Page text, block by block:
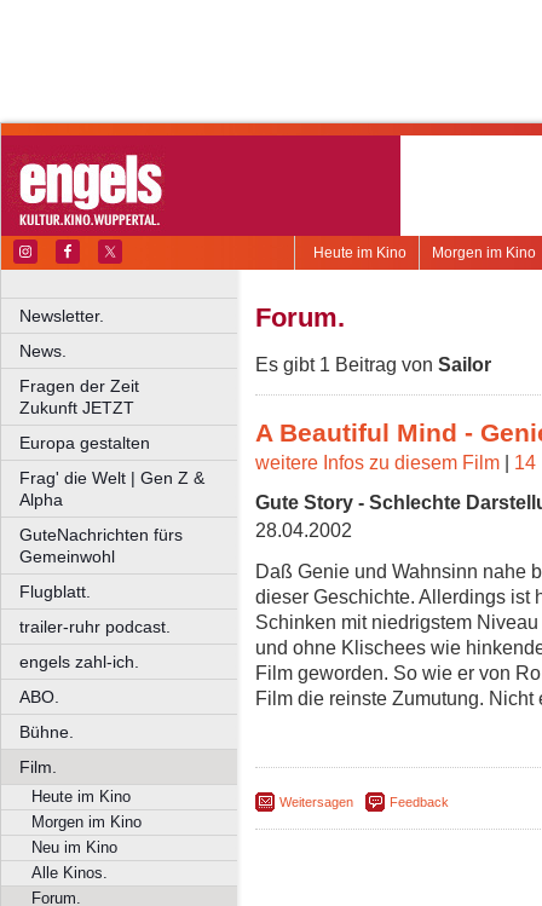
Morgen im Kino
Heute im Kino
Newsletter.
News.
Fragen der Zeit
Zukunft JETZT
Europa gestalten
Frag' die Welt | Gen Z &
Alpha
GuteNachrichten fürs
Gemeinwohl
Flugblatt.
trailer-ruhr podcast.
engels zahl-ich.
ABO.
Bühne.
Film.
Heute im Kino
Morgen im Kino
Neu im Kino
Alle Kinos.
Forum.
Forum.
Es gibt 1 Beitrag von Sailor
A Beautiful Mind -
weitere Infos zu diesem Film | 14
Gute Story - Schlechte
28.04.2002
Daß Genie und Wahnsinn nahe
dieser Geschichte. Allerdings ist
Schinken mit niedrigstem
und ohne Klischees wie
Film geworden. So wie er von
Film die reinste Zumutung. Nicht
Weitersagen Feedback